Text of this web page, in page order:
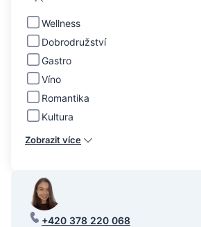
Wellness
Dobrodružství
Gastro
Víno
Romantika
Kultura
Zobrazit více
+420 378 220 068